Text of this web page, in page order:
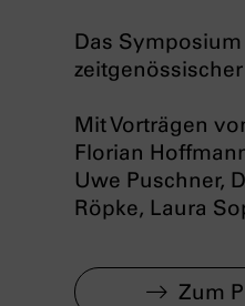
Das
Mit Vorträgen
Florian
Uwe Puschner,
Röpke, Laura
Zum